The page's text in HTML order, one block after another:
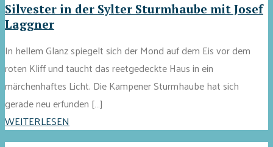
Silvester in der Sylter Sturmhaube mit Josef
Laggner
In hellem Glanz spiegelt sich der Mond auf dem Eis vor dem
roten Kliff und taucht das reetgedeckte Haus in ein
märchenhaftes Licht. Die Kampener Sturmhaube hat sich
gerade neu erfunden […]
WEITERLESEN